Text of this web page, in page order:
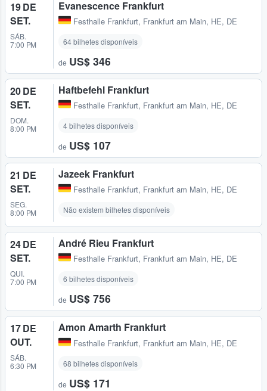
19 DE
SET.
SÁB.
7:00 PM
Evanescence Frankfurt
Festhalle Frankfurt, Frankfurt am Main, HE, DE
64 bilhetes disponíveis
de US$ 346
20 DE
SET.
DOM.
8:00 PM
Haftbefehl Frankfurt
Festhalle Frankfurt, Frankfurt am Main, HE, DE
4 bilhetes disponíveis
de US$ 107
21 DE
SET.
SEG.
8:00 PM
Jazeek Frankfurt
Festhalle Frankfurt, Frankfurt am Main, HE, DE
Não existem bilhetes disponíveis
24 DE
SET.
QUI.
7:00 PM
André Rieu Frankfurt
Festhalle Frankfurt, Frankfurt am Main, HE, DE
6 bilhetes disponíveis
de US$ 756
17 DE
OUT.
SÁB.
6:30 PM
Amon Amarth Frankfurt
Festhalle Frankfurt, Frankfurt am Main, HE, DE
68 bilhetes disponíveis
de US$ 171